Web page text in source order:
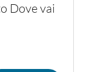
Dove vai